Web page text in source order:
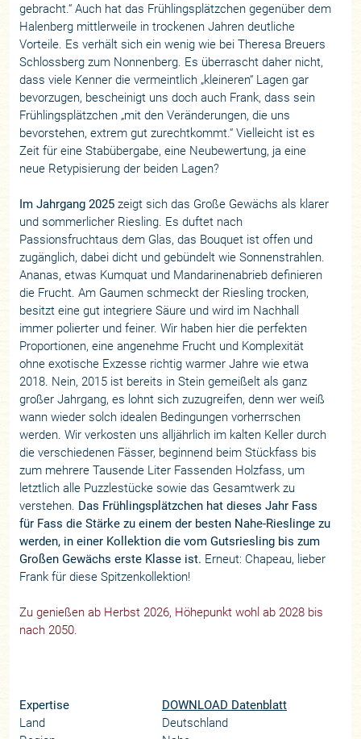
gebracht.“ Auch hat das Frühlingsplätzchen gegenüber dem
Halenberg mittlerweile in trockenen Jahren deutliche
Vorteile. Es verhält sich ein wenig wie bei Theresa Breuers
Schlossberg zum Nonnenberg. Es überrascht daher nicht,
dass viele Kenner die vermeintlich „kleineren“ Lagen gar
bevorzugen, bescheinigt uns doch auch Frank, dass sein
Frühlingsplätzchen „mit den Veränderungen, die uns
bevorstehen, extrem gut zurechtkommt.“ Vielleicht ist es
Zeit für eine Stabübergabe, eine Neubewertung, ja eine
neue Retypisierung der beiden Lagen?
Im Jahrgang 2025 zeigt sich das Große Gewächs als klarer
und sommerlicher Riesling. Es duftet nach
Passionsfruchtaus dem Glas, das Bouquet ist offen und
zugänglich, dabei dicht und gebündelt wie Sonnenstrahlen.
Ananas, etwas Kumquat und Mandarinenabrieb definieren
die Frucht. Am Gaumen schmeckt der Riesling trocken,
besitzt eine gut integriere Säure und wird im Nachhall
immer polierter und feiner. Wir haben hier die perfekten
Proportionen, eine angenehme Frucht und Komplexität
ohne exotische Exzesse richtig warmer Jahre wie etwa
2018. Nein, 2015 ist bereits in Stein gemeißelt als ganz
großer Jahrgang, es lohnt sich zuzugreifen, denn wer weiß
wann wieder solch idealen Bedingungen vorherrschen
werden. Wir verkosten uns alljährlich im kalten Keller durch
die verschiedenen Fässer, beginnend beim Stückfass bis
zum mehrere Tausende Liter Fassenden Holzfass, um
letztlich alle Puzzlestücke sowie das Gesamtwerk zu
verstehen. Das Frühlingsplätzchen hat dieses Jahr Fass
für Fass die Stärke zu einem der besten Nahe-Rieslinge zu
werden, in einer Kollektion die vom Gutsriesling bis zum
Großen Gewächs erste Klasse ist. Erneut: Chapeau, lieber
Frank für diese Spitzenkollektion!
Zu genießen ab Herbst 2026, Höhepunkt wohl ab 2028 bis
nach 2050.
Expertise
DOWNLOAD Datenblatt
Land
Deutschland